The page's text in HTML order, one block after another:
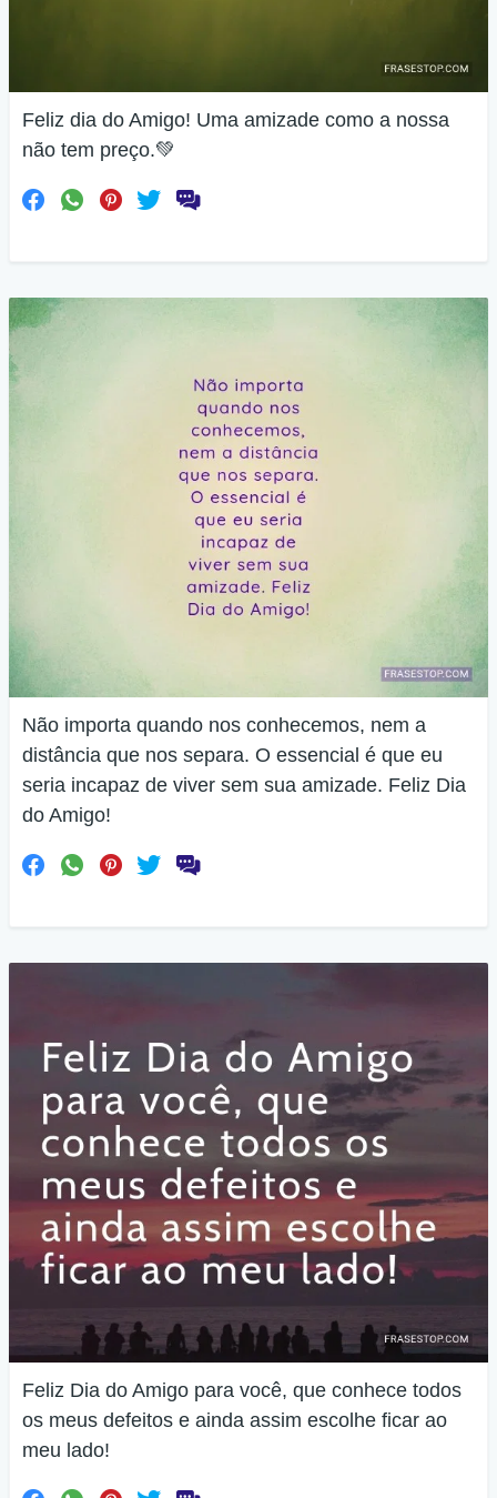
Feliz dia do Amigo! Uma amizade como a nossa
não tem preço.💚
Não importa quando nos conhecemos, nem a
distância que nos separa. O essencial é que eu
seria incapaz de viver sem sua amizade. Feliz Dia
do Amigo!
Feliz Dia do Amigo para você, que conhece todos
os meus defeitos e ainda assim escolhe ficar ao
meu lado!